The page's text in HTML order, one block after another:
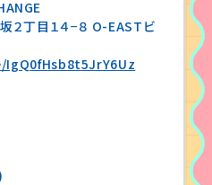
２丁目１４−８ O-EASTビ